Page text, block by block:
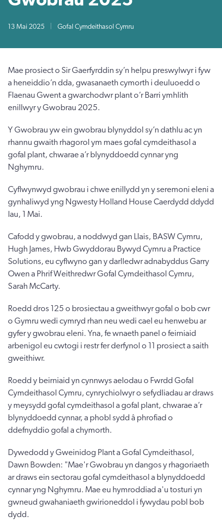
13 Mai 2025 Gofal Cymdeithasol Cymru
Mae prosiect o Sir Gaerfyrddin sy’n helpu preswylwyr i fyw
a heneiddio’n dda, gwasanaeth cymorth i deuluoedd o
Flaenau Gwent a gwarchodwr plant o’r Barri ymhlith
enillwyr y Gwobrau 2025.
Y Gwobrau yw ein gwobrau blynyddol sy’n dathlu ac yn
rhannu gwaith rhagorol ym maes gofal cymdeithasol a
gofal plant, chwarae a’r blynyddoedd cynnar yng
Nghymru.
Cyflwynwyd gwobrau i chwe enillydd yn y seremoni eleni a
gynhaliwyd yng Ngwesty Holland House Caerdydd ddydd
Iau, 1 Mai.
Cafodd y gwobrau, a noddwyd gan Llais, BASW Cymru,
Hugh James, Hwb Gwyddorau Bywyd Cymru a Practice
Solutions, eu cyflwyno gan y darlledwr adnabyddus Garry
Owen a Phrif Weithredwr Gofal Cymdeithasol Cymru,
Sarah McCarty.
Roedd dros 125 o brosiectau a gweithwyr gofal o bob cwr
o Gymru wedi cymryd rhan neu wedi cael eu henwebu ar
gyfer y gwobrau eleni. Yna, fe wnaeth panel o feirniaid
arbenigol eu cwtogi i restr fer derfynol o 11 prosiect a saith
gweithiwr.
Roedd y beirniaid yn cynnwys aelodau o Fwrdd Gofal
Cymdeithasol Cymru, cynrychiolwyr o sefydliadau ar draws
y meysydd gofal cymdeithasol a gofal plant, chwarae a’r
blynyddoedd cynnar, a phobl sydd â phrofiad o
ddefnyddio gofal a chymorth.
Dywedodd y Gweinidog Plant a Gofal Cymdeithasol,
Dawn Bowden: "Mae'r Gwobrau yn dangos y rhagoriaeth
ar draws ein sectorau gofal cymdeithasol a blynyddoedd
cynnar yng Nghymru. Mae eu hymroddiad a'u tosturi yn
gwneud gwahaniaeth gwirioneddol i fywydau pobl bob
dydd.